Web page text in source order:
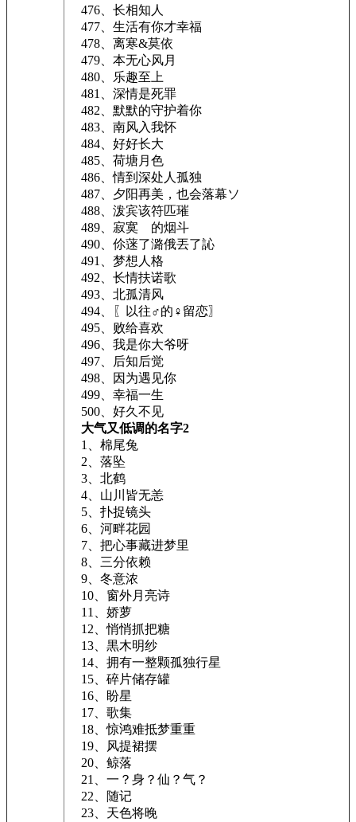
476、长相知人
477、生活有你才幸福
478、离寒&莫依
479、本无心风月
480、乐趣至上
481、深情是死罪
482、默默的守护着你
483、南风入我怀
484、好好长大
485、荷塘月色
486、情到深处人孤独
487、夕阳再美，也会落幕ソ
488、泼宾该符匹璀
489、寂寞ゞ的烟斗
490、伱蒾了潞俄丟了訫
491、梦想人格
492、长情扶诺歌
493、北孤清风
494、〖以往♂的♀留恋〗
495、败给喜欢
496、我是你大爷呀
497、后知后觉
498、因为遇见你
499、幸福一生
500、好久不见
大气又低调的名字2
1、棉尾兔
2、落坠
3、北鹤
4、山川皆无恙
5、扑捉镜头
6、河畔花园
7、把心事藏进梦里
8、三分依赖
9、冬意浓
10、窗外月亮诗
11、娇萝
12、悄悄抓把糖
13、黒木明纱
14、拥有一整颗孤独行星
15、碎片储存罐
16、盼星
17、歌集
18、惊鸿难抵梦重重
19、风提裙摆
20、鲸落
21、一？身？仙？气？
22、随记
23、天色将晚